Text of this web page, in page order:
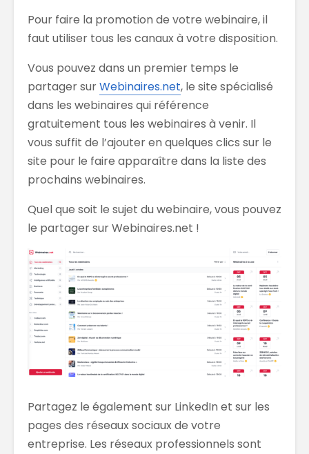
Pour faire la promotion de votre webinaire, il
faut utiliser tous les canaux à votre disposition.
Vous pouvez dans un premier temps le
partager surWebinaires.net, le site spécialisé
dans les webinaires qui référence
gratuitement tous les webinaires à venir. Il
vous suffit de l’ajouter en quelques clics sur le
site pour le faire apparaître dans la liste des
prochains webinaires.
Quel que soit le sujet du webinaire, vous pouvez
le partager sur Webinaires.net !
Partagez le également sur LinkedIn et sur les
pages des réseaux sociaux de votre
entreprise. Les réseaux professionnels sont